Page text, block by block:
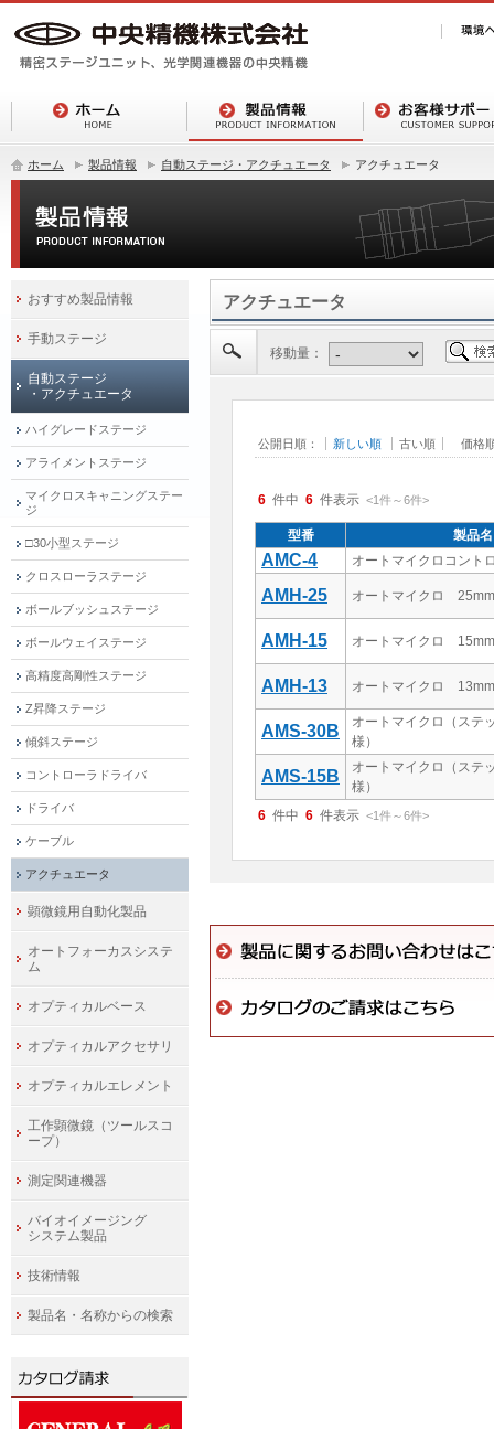
ホーム 製品情報 自動ステージ・アクチュエータ アクチュエータ
アクチュエータ
移動量：
公開日順： 新しい順 古い順 価格
6 件中 6 件表示 <1件～6件>
型番 製品名
AMC-4 オートマイクロコント
AMH-25 オートマイクロ 25mm
AMH-15 オートマイクロ 15mm
AMH-13 オートマイクロ 13mm
AMS-30B
オートマイクロ（ステ
様）
AMS-15B
オートマイクロ（ステ
様）
6 件中 6 件表示 <1件～6件>
おすすめ製品情報
手動ステージ
自動ステージ
・アクチュエータ
ハイグレードステージ
アライメントステージ
マイクロスキャニングステー
ジ
□30小型ステージ
クロスローラステージ
ボールブッシュステージ
ボールウェイステージ
高精度高剛性ステージ
Z昇降ステージ
傾斜ステージ
コントローラドライバ
ドライバ
ケーブル
アクチュエータ
顕微鏡用自動化製品
オートフォーカスシステ
ム
オプティカルベース
オプティカルアクセサリ
オプティカルエレメント
工作顕微鏡（ツールスコ
ープ）
測定関連機器
バイオイメージング
システム製品
技術情報
製品名・名称からの検索